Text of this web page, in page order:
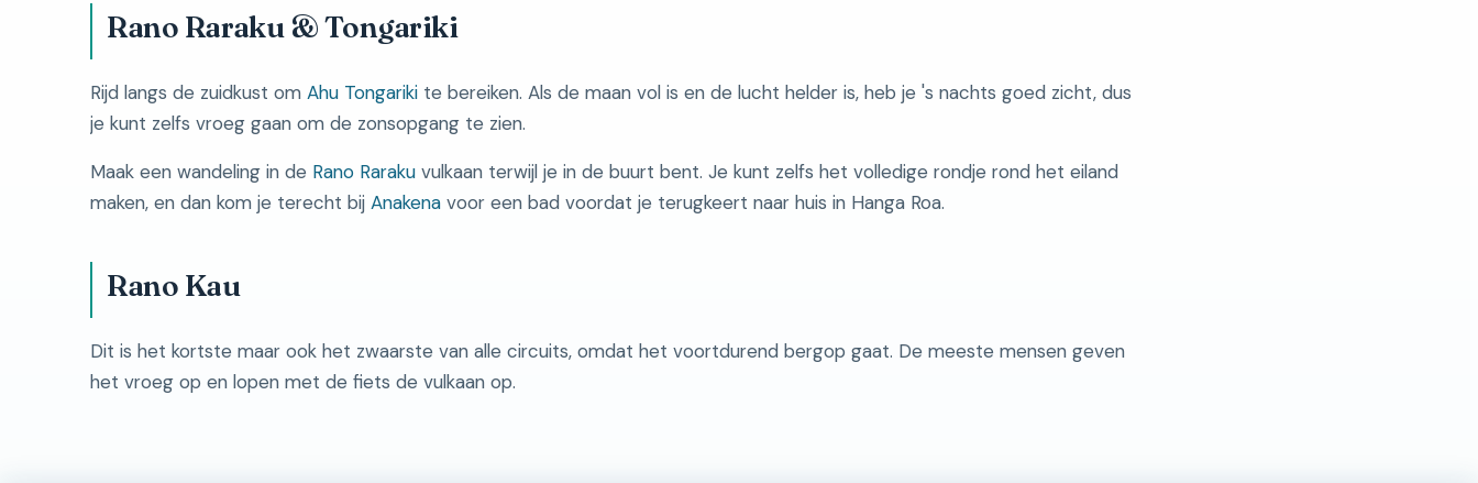
Rano Raraku & Tongariki
Rijd langs de zuidkust om Ahu Tongariki te bereiken. Als de maan vol is en de lucht helder is, heb je 's nachts goed zicht, dus
je kunt zelfs vroeg gaan om de zonsopgang te zien.
Maak een wandeling in de Rano Raraku vulkaan terwijl je in de buurt bent. Je kunt zelfs het volledige rondje rond het eiland
maken, en dan kom je terecht bij Anakena voor een bad voordat je terugkeert naar huis in Hanga Roa.
Rano Kau
Dit is het kortste maar ook het zwaarste van alle circuits, omdat het voortdurend bergop gaat. De meeste mensen geven
het vroeg op en lopen met de fiets de vulkaan op.